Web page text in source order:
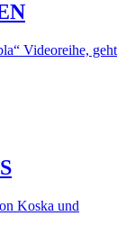
Videoreihe, geht
Koska und